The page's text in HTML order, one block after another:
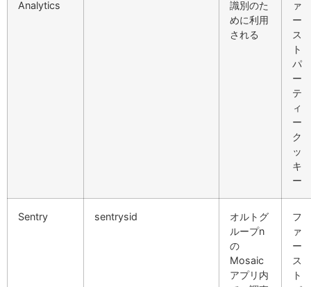
Analytics
識別のた
めに利用
される
ァ
ー
ス
ト
パ
ー
テ
ィ
ー
ク
ッ
キ
ー
Sentry sentrysid
オルトグ
ループn
の
Mosaic
アプリ内
フ
ァ
ー
ス
ト